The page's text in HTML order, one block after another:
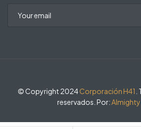
© Copyright 2024Corporación H41
reservados. Por:Almighty